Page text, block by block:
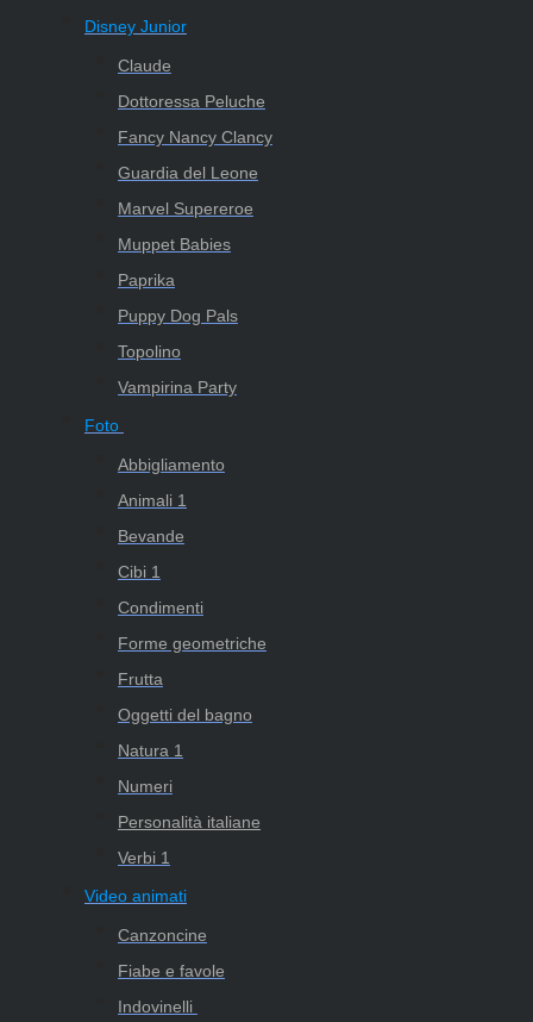
Disney Junior
Claude
Dottoressa Peluche
Fancy Nancy Clancy
Guardia del Leone
Marvel Supereroe
Muppet Babies
Paprika
Puppy Dog Pals
Topolino
Vampirina Party
Foto
Abbigliamento
Animali 1
Bevande
Cibi 1
Condimenti
Forme geometriche
Frutta
Oggetti del bagno
Natura 1
Numeri
Personalità italiane
Verbi 1
Video animati
Canzoncine
Fiabe e favole
Indovinelli